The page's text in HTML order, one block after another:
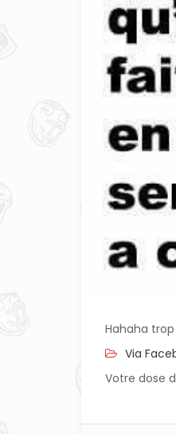
Hahaha
Via
Votre dose